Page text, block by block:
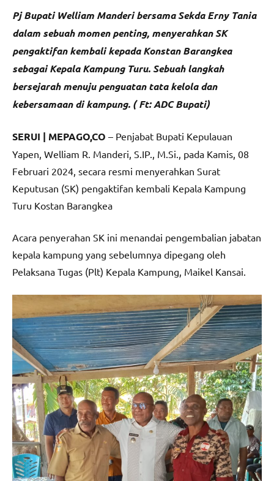
Pj Bupati Welliam Manderi bersama Sekda Erny Tania
dalam sebuah momen penting, menyerahkan SK
pengaktifan kembali kepada Konstan Barangkea
sebagai Kepala Kampung Turu. Sebuah langkah
bersejarah menuju penguatan tata kelola dan
kebersamaan di kampung. ( Ft: ADC Bupati)
SERUI | MEPAGO,CO – Penjabat Bupati Kepulauan
Yapen, Welliam R. Manderi, S.IP., M.Si., pada Kamis, 08
Februari 2024, secara resmi menyerahkan Surat
Keputusan (SK) pengaktifan kembali Kepala Kampung
Turu Kostan Barangkea
Acara penyerahan SK ini menandai pengembalian jabatan
kepala kampung yang sebelumnya dipegang oleh
Pelaksana Tugas (Plt) Kepala Kampung, Maikel Kansai.